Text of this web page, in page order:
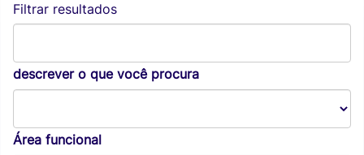
Filtrar resultados
descrever o que você procura
Área funcional